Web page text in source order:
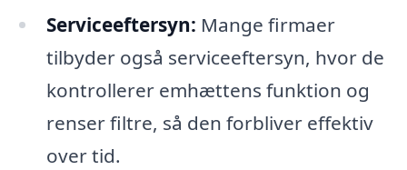
Serviceeftersyn: Mange firmaer
tilbyder også serviceeftersyn, hvor de
kontrollerer emhættens funktion og
renser filtre, så den forbliver effektiv
over tid.